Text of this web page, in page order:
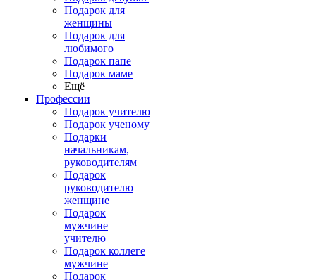
Подарок для
женщины
Подарок для
любимого
Подарок папе
Подарок маме
Ещё
Профессии
Подарок учителю
Подарок ученому
Подарки
начальникам,
руководителям
Подарок
руководителю
женщине
Подарок
мужчине
учителю
Подарок коллеге
мужчине
Подарок